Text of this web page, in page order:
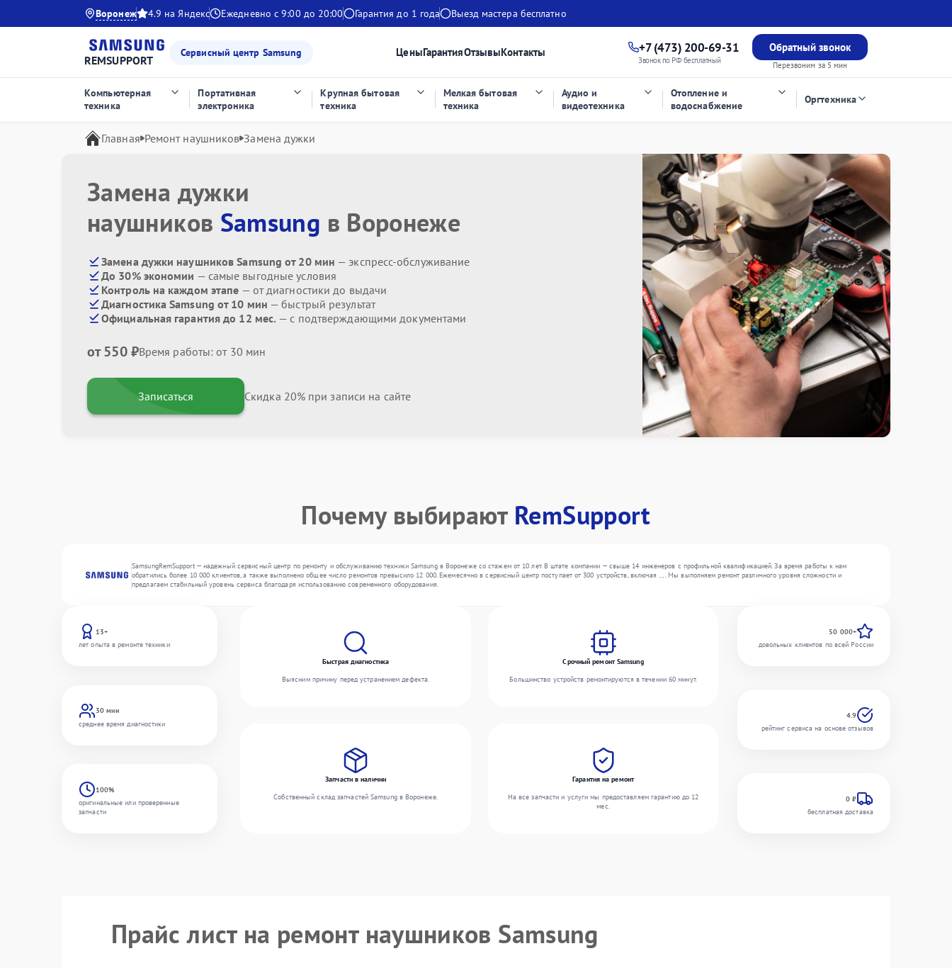
Воронеж 4.9 на Яндекс Ежедневно с 9:00 до 20:00 Гарантия до 1 года Выезд мастера бесплатно
REMSUPPORT
Сервисный центр Samsung ЦеныГарантияОтзывыКонтакты +7 (473) 200-69-31
Звонок по РФ бесплатный
Обратный звонок
Перезвоним за 5 мин
Компьютерная
техника
Портативная
электроника
Крупная бытовая
техника
Мелкая бытовая
техника
Аудио и
видеотехника
Отопление и
водоснабжение
Оргтехника
Главная Ремонт наушников Замена дужки
Замена дужки
наушников Samsung в Воронеже
Замена дужки наушников Samsung от 20 мин — экспресс-обслуживание
До 30% экономии — самые выгодные условия
Контроль на каждом этапе — от диагностики до выдачи
Диагностика Samsung от 10 мин — быстрый результат
Официальная гарантия до 12 мес. — с подтверждающими документами
от 550 ₽Время работы: от 30 мин
Записаться Скидка 20% при записи на сайте
Почему выбирают RemSupport
SamsungRemSupport — надежный сервисный центр по ремонту и обслуживанию техники Samsung в Воронеже со стажем от 10 лет. В штате компании — свыше 14 инженеров с профильной квалификацией. За время работы к нам
обратились более 10 000 клиентов, а также выполнено общее число ремонтов превысило 12 000. Ежемесячно в сервисный центр поступает от 300 устройств, включая , , . Мы выполняем ремонт различного уровня сложности и
предлагаем стабильный уровень сервиса благодаря использованию современного оборудования.
13+
лет опыта в ремонте техники
30 мин
среднее время диагностики
100%
оригинальные или проверенные
запчасти
Быстрая диагностика
Выясним причину перед устранением дефекта.
Срочный ремонт Samsung
Большинство устройств ремонтируются в течении 60 минут.
Запчасти в наличии
Собственный склад запчастей Samsung в Воронеже.
Гарантия на ремонт
На все запчасти и услуги мы предоставляем гарантию до 12
мес.
50 000+
довольных клиентов по всей России
4.9
рейтинг сервиса на основе отзывов
0 ₽
бесплатная доставка
Прайс лист на ремонт наушников Samsung